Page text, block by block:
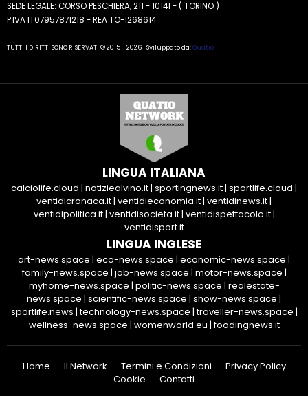
SEDE LEGALE: CORSO PESCHIERA, 211 - 10141 - ( TORINO )
P.IVA IT07957871218 - REA TO-1268614
TUTTI I DIRITTI SONO RISERVATI © 2015 - 2026 | Sviluppato da:Quatio
LINGUA ITALIANA
calciolife.cloud | notiziealvino.it| sportingnews.it| sportlife.cloud |
ventidicronaca.it| ventidieconomia.it| ventidinews.it|
ventidipolitica.it| ventidisocieta.it| ventidispettacolo.it|
ventidisport.it
LINGUA INGLESE
art-news.space | eco-news.space | economic-news.space |
family-news.space | job-news.space | motor-news.space |
myhome-news.space | politic-news.space | realestate-
news.space | scientific-news.space | show-news.space |
sportlife.news |technology-news.space |traveller-news.space |
wellness-news.space | womenworld.eu |foodingnews.it
Home Il Network Termini e Condizioni
Privacy Policy
Cookie
Contatti